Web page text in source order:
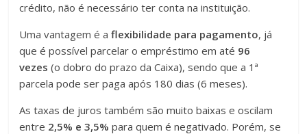
crédito, não é necessário ter conta na instituição.
Uma vantagem é a flexibilidade para pagamento, já
que é possível parcelar o empréstimo em até 96
vezes (o dobro do prazo da Caixa), sendo que a 1ª
parcela pode ser paga após 180 dias (6 meses).
As taxas de juros também são muito baixas e oscilam
entre 2,5% e 3,5% para quem é negativado. Porém, se